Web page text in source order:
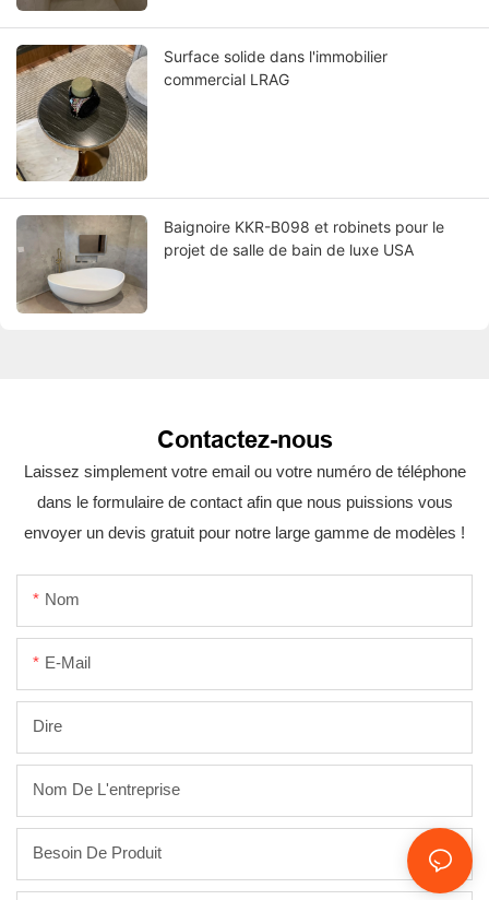
Surface solide dans l'immobilier
commercial LRAG
Baignoire KKR-B098 et robinets pour le
projet de salle de bain de luxe USA
Contactez-nous
Laissez simplement votre email ou votre numéro de téléphone
dans le formulaire de contact afin que nous puissions vous
envoyer un devis gratuit pour notre large gamme de modèles !
Nom
E-Mail
Dire
Nom De L'entreprise
Besoin De Produit